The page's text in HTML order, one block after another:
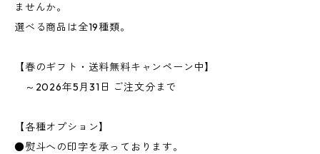
ませんか。
選べる商品は全19種類。
【春のギフト・送料無料キャンペーン中】
～2026年5月31日 ご注文分まで
【各種オプション】
●熨斗への印字を承っております。